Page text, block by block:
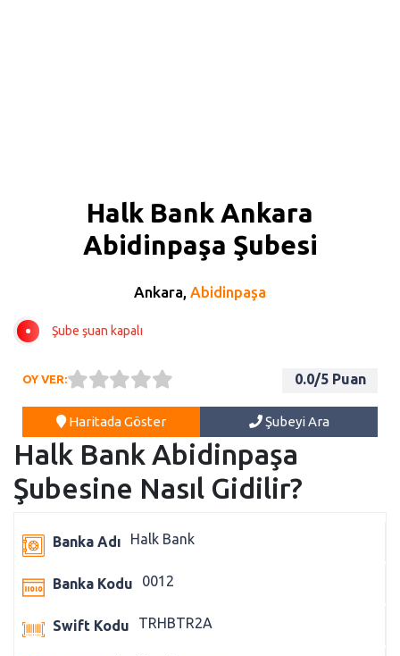
Halk Bank Ankara
Abidinpaşa Şubesi
Ankara, Abidinpaşa
Şube şuan kapalı
OY VER: 0.0/5 Puan
Haritada Göster Şubeyi Ara
Halk Bank Abidinpaşa
Şubesine Nasıl Gidilir?
Banka Adı Halk Bank
Banka Kodu 0012
Swift Kodu TRHBTR2A